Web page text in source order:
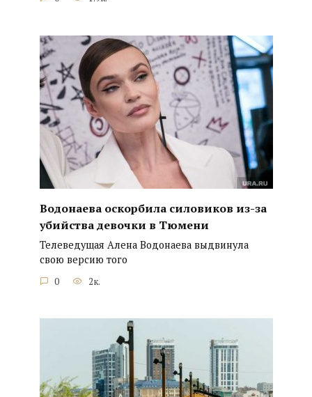
Водонаева оскорбила силовиков из-за
убийства девочки в Тюмени
Телеведущая Алена Водонаева выдвинула
свою версию того
0 2к.